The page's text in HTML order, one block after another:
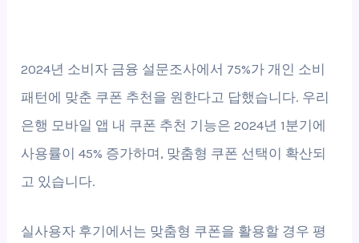
2024년 소비자 금융 설문조사에서 75%가 개인 소비
패턴에 맞춘 쿠폰 추천을 원한다고 답했습니다. 우리
은행 모바일 앱 내 쿠폰 추천 기능은 2024년 1분기에
사용률이 45% 증가하며, 맞춤형 쿠폰 선택이 확산되
고 있습니다.
실사용자 후기에서는 맞춤형 쿠폰을 활용할 경우 평